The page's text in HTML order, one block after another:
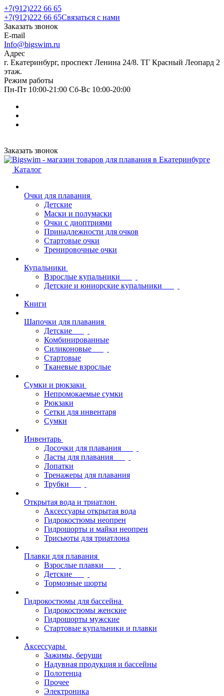
+7(912)222 66 65
+7(912)222 66 65Связаться с нами
Заказать звонок
E-mail
Info@bigswim.ru
Адрес
г. Екатеринбург, проспект Ленина 24/8. ТГ Красный Леопард 2
этаж.
Режим работы
Пн-Пт 10:00-21:00 Сб-Вс 10:00-20:00
Заказать звонок
Каталог
Очки для плавания
Детские
Маски и полумаски
Очки с диоптриями
Принадлежности для очков
Стартовые очки
Тренировочные очки
Купальники
Взрослые купальники
Детские и юниорские купальники
Книги
Шапочки для плавания
Детские
Комбинированные
Силиконовые
Стартовые
Тканевые взрослые
Сумки и рюкзаки
Непромокаемые сумки
Рюкзаки
Сетки для инвентаря
Сумки
Инвентарь
Досочки для плавания
Ласты для плавания
Лопатки
Тренажеры для плавания
Трубки
Открытая вода и триатлон
Аксессуары открытая вода
Гидрокостюмы неопрен
Гидрошорты и майки неопрен
Трисьюты для триатлона
Плавки для плавания
Взрослые плавки
Детские
Тормозные шорты
Гидрокостюмы для бассейна
Гидрокостюмы женские
Гидрошорты мужские
Стартовые купальники и плавки
Аксессуары
Зажимы, беруши
Надувная продукция и бассейны
Полотенца
Прочее
Электроника